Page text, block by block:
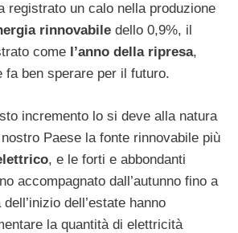
registrato un calo nella produzione
rinnovabile dello 0,9%, il
come l’anno della ripresa,
fa ben sperare per il futuro.
incremento lo si deve alla natura
Paese la fonte rinnovabile più
, e le forti e abbondanti
accompagnato dall’autunno fino a
dell’estate hanno
la quantità di elettricità